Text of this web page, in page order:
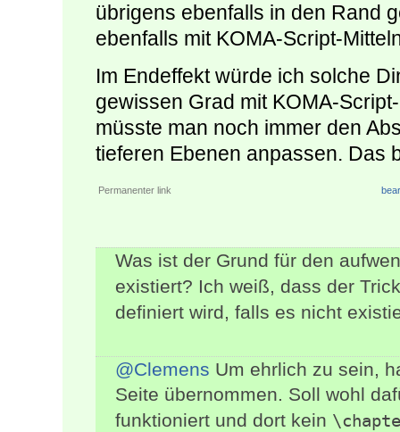
übrigens ebenfalls in den Rand
ebenfalls mit KOMA-Script-
Im Endeffekt würde ich solche
gewissen Grad mit KOMA-
müsste man noch immer den
tieferen Ebenen anpassen. Das
Permanenter link
Was ist der Grund für den
existiert? Ich weiß, dass der
definiert wird, falls es nicht
@Clemens Um ehrlich zu sein,
Seite übernommen. Soll wohl
funktioniert und dort kein